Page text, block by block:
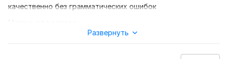
качественно без грамматических ошибок
От заказчика ожидаю готовый текст для перевода
Развернуть